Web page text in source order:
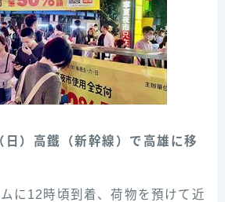
日）高鐵（新幹線）で高雄に移
に12時頃到着、荷物を預けて近